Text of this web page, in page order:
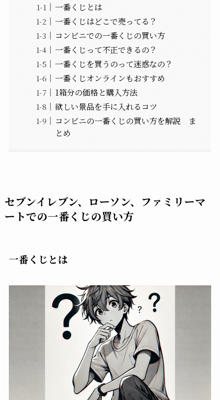
一番くじとは
一番くじはどこで売ってる？
コンビニでの一番くじの買い方
一番くじって不正できるの？
一番くじを買うのって迷惑なの？
一番くじオンラインもおすすめ
1箱分の価格と購入方法
欲しい景品を手に入れるコツ
コンビニの一番くじの買い方を解説 ま
とめ
セブンイレブン、ローソン、ファミリーマ
ートでの一番くじの買い方
一番くじとは